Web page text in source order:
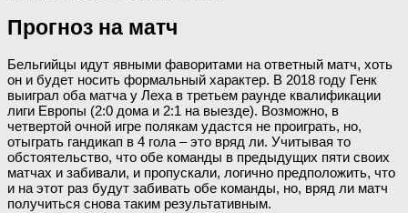
Прогноз на матч
Бельгийцы идут явными фаворитами на ответный матч, хоть
он и будет носить формальный характер. В 2018 году Генк
выиграл оба матча у Леха в третьем раунде квалификации
лиги Европы (2:0 дома и 2:1 на выезде). Возможно, в
четвертой очной игре полякам удастся не проиграть, но,
отыграть гандикап в 4 гола – это вряд ли. Учитывая то
обстоятельство, что обе команды в предыдущих пяти своих
матчах и забивали, и пропускали, логично предположить, что
и на этот раз будут забивать обе команды, но, вряд ли матч
получиться снова таким результативным.